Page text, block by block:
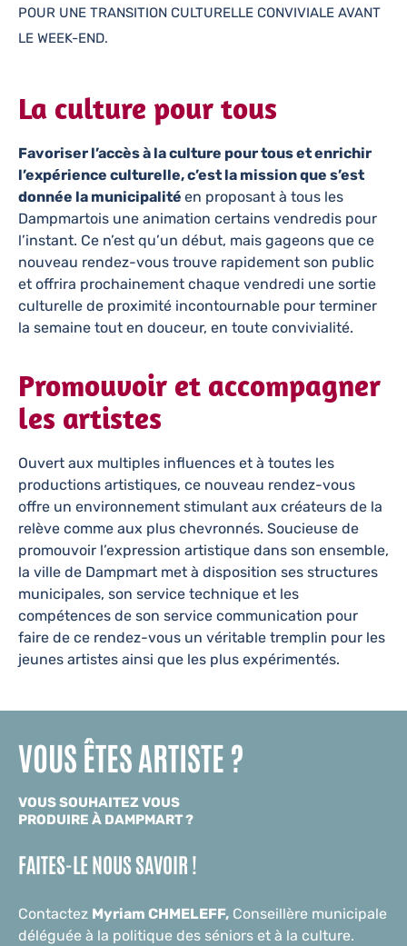
POUR UNE TRANSITION CULTURELLE CONVIVIALE AVANT
LE WEEK-END.
La culture pour tous
Favoriser l’accès à la culture pour tous et enrichir
l’expérience culturelle, c’est la mission que s’est
donnée la municipalité en proposant à tous les
Dampmartois une animation certains vendredis pour
l’instant. Ce n’est qu’un début, mais gageons que ce
nouveau rendez-vous trouve rapidement son public
et offrira prochainement chaque vendredi une sortie
culturelle de proximité incontournable pour terminer
la semaine tout en douceur, en toute convivialité.
Promouvoir et accompagner
les artistes
Ouvert aux multiples influences et à toutes les
productions artistiques, ce nouveau rendez-vous
offre un environnement stimulant aux créateurs de la
relève comme aux plus chevronnés. Soucieuse de
promouvoir l’expression artistique dans son ensemble,
la ville de Dampmart met à disposition ses structures
municipales, son service technique et les
compétences de son service communication pour
faire de ce rendez-vous un véritable tremplin pour les
jeunes artistes ainsi que les plus expérimentés.
VOUS ÊTES ARTISTE ?
VOUS SOUHAITEZ VOUS
PRODUIRE À DAMPMART ?
FAITES-LE NOUS SAVOIR !
Contactez Myriam CHMELEFF, Conseillère municipale
déléguée à la politique des séniors et à la culture.